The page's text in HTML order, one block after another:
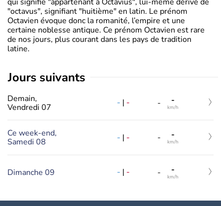
"octavus", signifiant "huitième" en latin. Le prénom
Octavien évoque donc la romanité, l’empire et une
certaine noblesse antique. Ce prénom Octavien est rare
de nos jours, plus courant dans les pays de tradition
latine.
jours suivants
Demain,
Vendredi 07
- | - - -
km/h
Ce week-end,
Samedi 08
- | - - -
km/h
Dimanche 09 - | - - -
km/h